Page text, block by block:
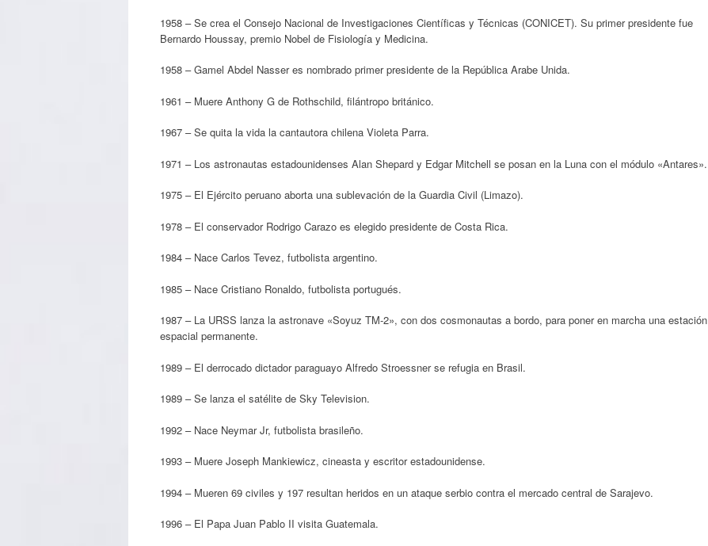
1958 – Se crea el Consejo Nacional de Investigaciones Científicas y Técnicas (CONICET). Su primer presidente fue
Bernardo Houssay, premio Nobel de Fisiología y Medicina.
1958 – Gamel Abdel Nasser es nombrado primer presidente de la República Arabe Unida.
1961 – Muere Anthony G de Rothschild, filántropo británico.
1967 – Se quita la vida la cantautora chilena Violeta Parra.
1971 – Los astronautas estadounidenses Alan Shepard y Edgar Mitchell se posan en la Luna con el módulo «Antares».
1975 – El Ejército peruano aborta una sublevación de la Guardia Civil (Limazo).
1978 – El conservador Rodrigo Carazo es elegido presidente de Costa Rica.
1984 – Nace Carlos Tevez, futbolista argentino.
1985 – Nace Cristiano Ronaldo, futbolista portugués.
1987 – La URSS lanza la astronave «Soyuz TM-2», con dos cosmonautas a bordo, para poner en marcha una estación
espacial permanente.
1989 – El derrocado dictador paraguayo Alfredo Stroessner se refugia en Brasil.
1989 – Se lanza el satélite de Sky Television.
1992 – Nace Neymar Jr, futbolista brasileño.
1993 – Muere Joseph Mankiewicz, cineasta y escritor estadounidense.
1994 – Mueren 69 civiles y 197 resultan heridos en un ataque serbio contra el mercado central de Sarajevo.
1996 – El Papa Juan Pablo II visita Guatemala.